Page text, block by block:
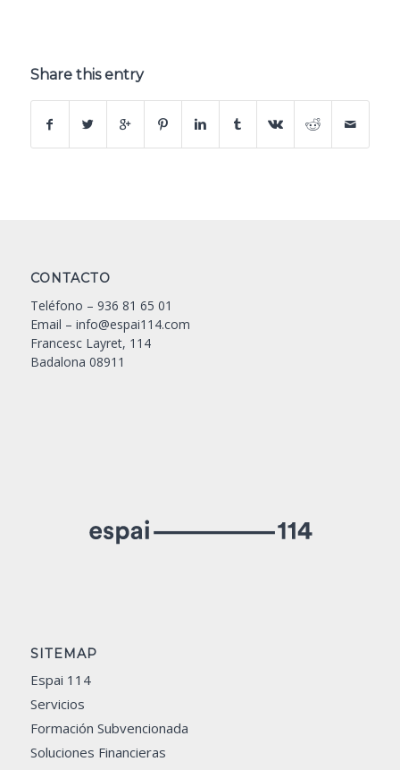
Share this entry
CONTACTO
Teléfono – 936 81 65 01
Email – info@espai114.com
Francesc Layret, 114
Badalona 08911
SITEMAP
Espai 114
Servicios
Formación Subvencionada
Soluciones Financieras